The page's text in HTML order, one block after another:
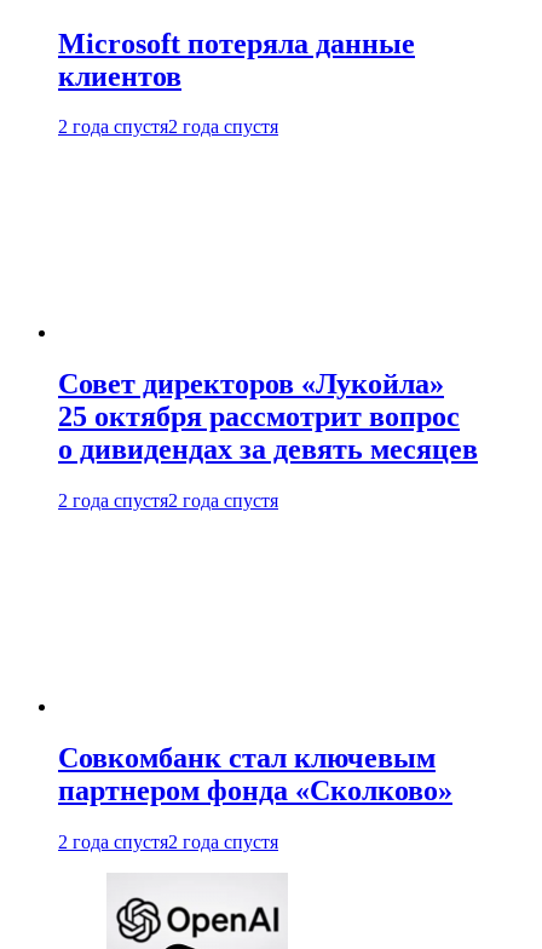
Microsoft потеряла данные
клиентов
2 года спустя2 года спустя
Совет директоров «Лукойла»
25 октября рассмотрит вопрос
о дивидендах за девять месяцев
2 года спустя2 года спустя
Совкомбанк стал ключевым
партнером фонда «Сколково»
2 года спустя2 года спустя